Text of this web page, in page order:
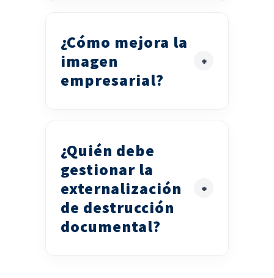
¿Cómo mejora la
imagen
empresarial?
¿Quién debe
gestionar la
externalización
de destrucción
documental?